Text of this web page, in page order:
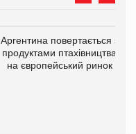
Аргентина повертається з
продуктами птахівництва
на європейський ринок